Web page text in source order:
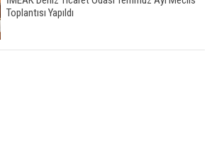
Toplantısı Yapıldı